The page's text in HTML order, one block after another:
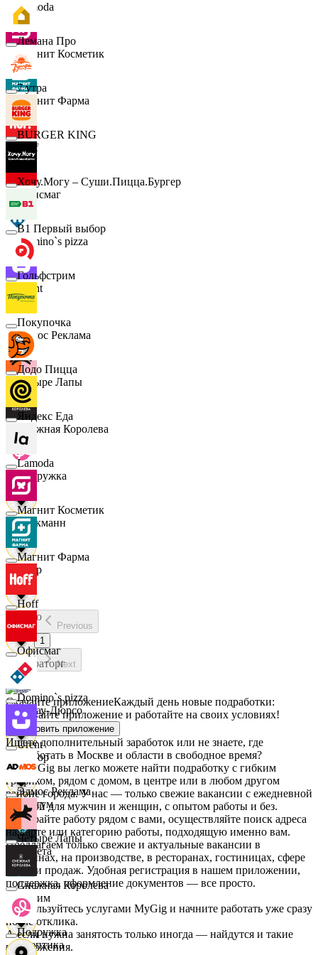
Lamoda
Магнит Косметик
Магнит Фарма
Hoff
Офисмаг
Domino`s pizza
Urent
Эдмос Реклама
Четыре Лапы
Снежная Королева
Подружка
Стокманн
Cпар
demo
Мираторг
Абрау-Дюрсо
Авиор
Альтум
Аркета
Архим
Асептика
Лемана Про
7 утра
BURGER KING
Хочу.Могу – Суши.Пицца.Бургер
B1 Первый выбор
Гольфстрим
Покупочка
Додо Пицца
Яндекс Еда
Lamoda
Магнит Косметик
Магнит Фарма
Hoff
Офисмаг
Domino`s pizza
Urent
Эдмос Реклама
Четыре Лапы
Снежная Королева
Подружка
Previous
1
Next
Скачайте приложениеКаждый день новые подработки:
скачивайте приложение и работайте на своих условиях!
Установить приложение
Ищете дополнительный заработок или не знаете, где
подработать в Москве и области в свободное время?
На MyGig вы легко можете найти подработку с гибким
графиком, рядом с домом, в центре или в любом другом
районе города. У нас — только свежие вакансии с ежедневной
оплатой для мужчин и женщин, с опытом работы и без.
Выбирайте работу рядом с вами, осуществляйте поиск адреса
на карте или категорию работы, подходящую именно вам.
Предлагаем только свежие и актуальные вакансии в
магазинах, на производстве, в ресторанах, гостиницах, сфере
услуг и продаж. Удобная регистрация в нашем приложении,
поддержка, оформление документов — все просто.
Воспользуйтесь услугами MyGig и начните работать уже сразу
после отклика.
А если нужна занятость только иногда — найдутся и такие
предложения.